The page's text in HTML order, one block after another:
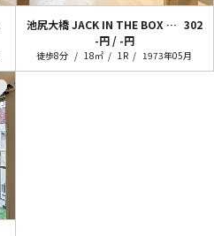
池尻大橋 JACK IN THE BOX ！！ 302
-円 / -円
徒歩8分 18㎡ 1R
1973年05月